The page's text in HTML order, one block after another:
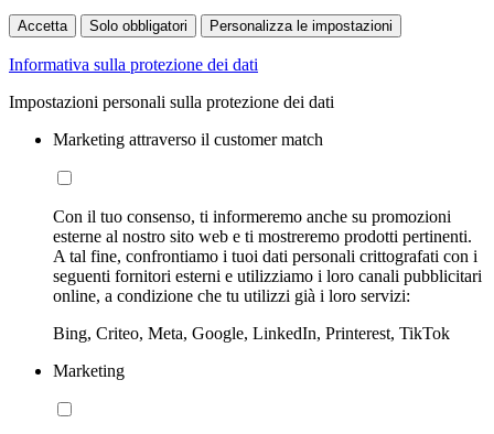
Accetta Solo obbligatori Personalizza le impostazioni
Informativa sulla protezione dei dati
Impostazioni personali sulla protezione dei dati
Marketing attraverso il customer match
Con il tuo consenso, ti informeremo anche su promozioni
esterne al nostro sito web e ti mostreremo prodotti pertinenti.
A tal fine, confrontiamo i tuoi dati personali crittografati con i
seguenti fornitori esterni e utilizziamo i loro canali pubblicitari
online, a condizione che tu utilizzi già i loro servizi:
Bing, Criteo, Meta, Google, LinkedIn, Printerest, TikTok
Marketing